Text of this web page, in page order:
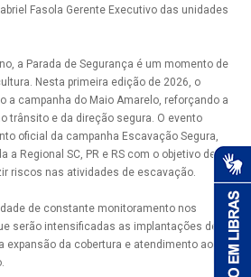
Fasola Gerente Executivo das unidades
a Parada de Segurança é um momento de
Nesta primeira edição de 2026, o
a campanha do Maio Amarelo, reforçando a
trânsito e da direção segura. O evento
oficial da campanha Escavação Segura,
a Regional SC, PR e RS com o objetivo de
riscos nas atividades de escavação.
de constante monitoramento nos
serão intensificadas as implantações de
expansão da cobertura e atendimento ao